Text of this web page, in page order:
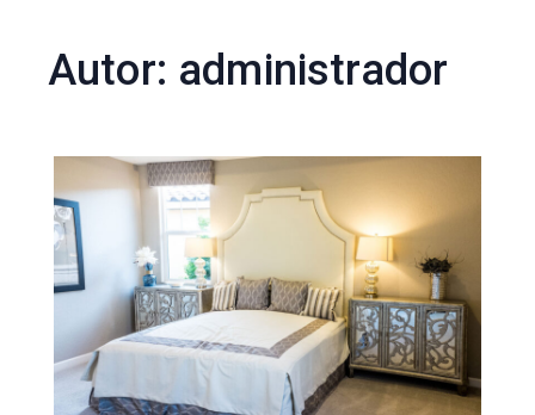
Autor: administrador